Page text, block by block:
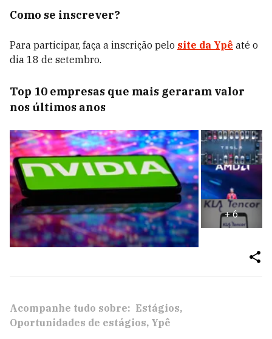
Como se inscrever?
Para participar, faça a inscrição pelo site da Ypê até o
dia 18 de setembro.
Top 10 empresas que mais geraram valor
nos últimos anos
+6
Acompanhe tudo sobre: Estágios
Oportunidades de estágios Ypê